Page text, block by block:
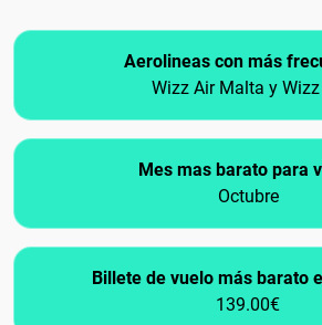
Aerolineas con más
Wizz Air Malta y
Mes mas barato para
Octubre
Billete de vuelo más barato
139.00€